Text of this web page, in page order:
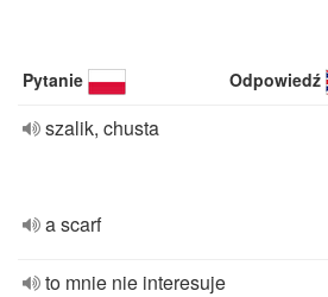
Pytanie Odpowiedź
szalik, chusta
a scarf
to mnie nie interesuje